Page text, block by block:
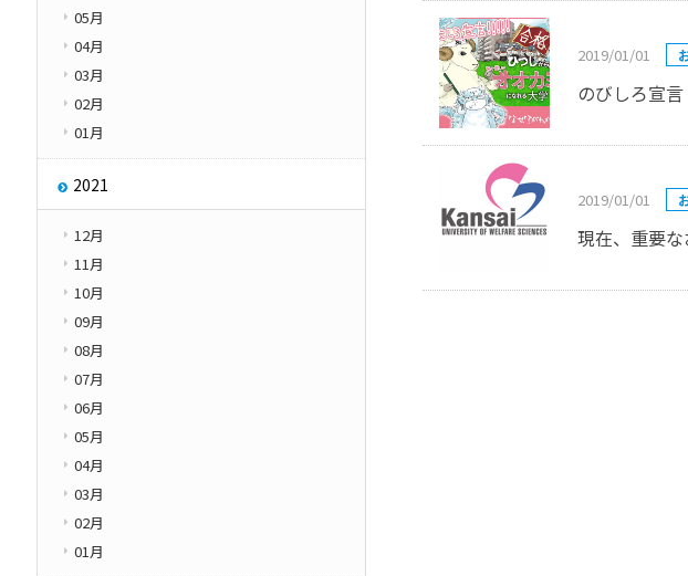
2019/01/01
のびしろ宣
2019/01/01
現在、重要な
05月
04月
03月
02月
01月
2021
12月
11月
10月
09月
08月
07月
06月
05月
04月
03月
02月
01月